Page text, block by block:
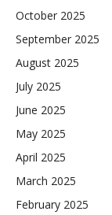
October 2025
September 2025
August 2025
July 2025
June 2025
May 2025
April 2025
March 2025
February 2025